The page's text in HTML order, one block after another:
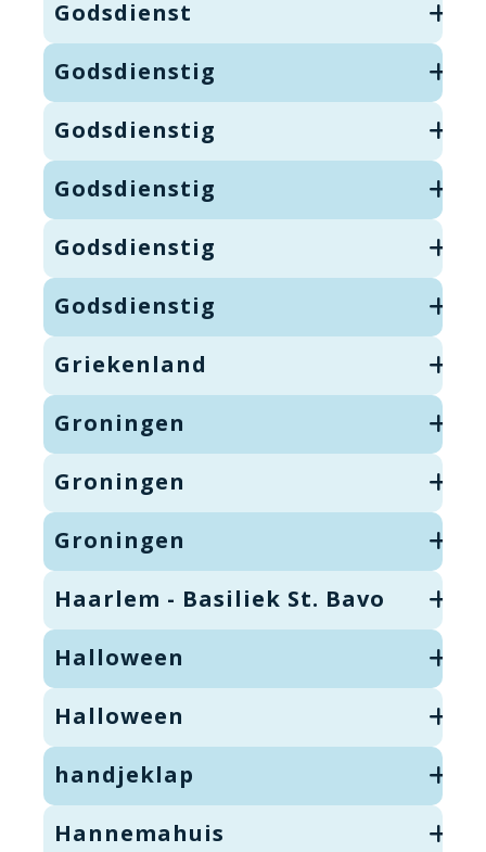
Godsdienst
Godsdienstig
Godsdienstig
Godsdienstig
Godsdienstig
Godsdienstig
Griekenland
Groningen
Groningen
Groningen
Haarlem - Basiliek St. Bavo
Halloween
Halloween
handjeklap
Hannemahuis